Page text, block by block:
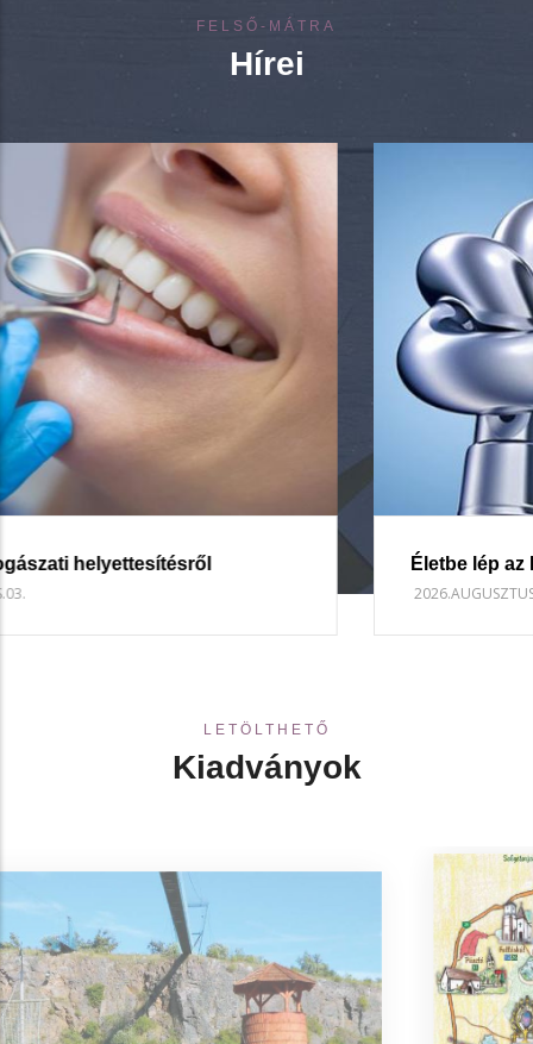
FELSŐ-MÁTRA
Hírei
Életbe lép az I. fokú vízkorlátozás
LETÖLTHETŐ
Kiadványok